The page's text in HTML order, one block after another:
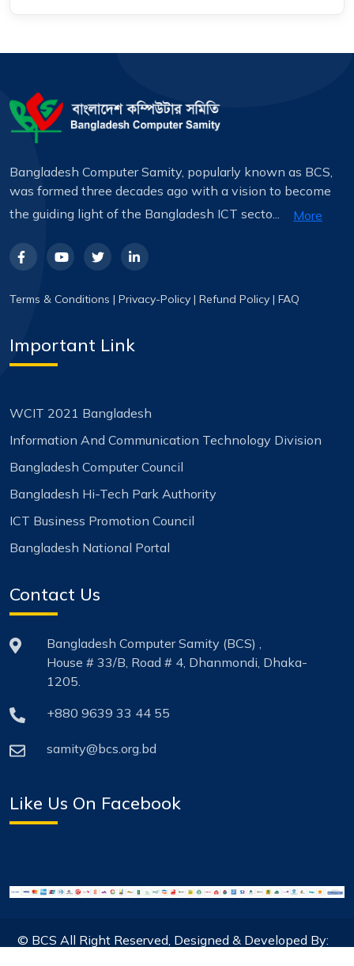
Bangladesh Computer Samity, popularly known as BCS,
was formed three decades ago with a vision to become
the guiding light of the Bangladesh ICT secto...
More
Terms & Conditions | Privacy-Policy | Refund Policy | FAQ
Important Link
WCIT 2021 Bangladesh
Information And Communication Technology Division
Bangladesh Computer Council
Bangladesh Hi-Tech Park Authority
ICT Business Promotion Council
Bangladesh National Portal
Contact Us
Bangladesh Computer Samity (BCS) ,
House # 33/B, Road # 4, Dhanmondi, Dhaka-
1205.
+880 9639 33 44 55
samity@bcs.org.bd
Like Us On Facebook
© BCS All Right Reserved, Designed & Developed By: